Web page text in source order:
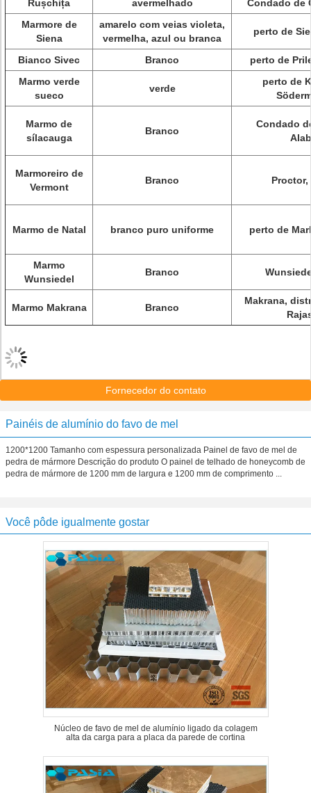
Rușchița
avermelhado
Condado de
Marmore de
Siena
amarelo com veias violeta,
vermelha, azul ou branca
perto de
Bianco Sivec Branco
perto de
Marmo verde
sueco
verde
perto de
Marmo de
sílacauga
Branco
Condado
Marmoreiro de
Vermont
Branco Proctor,
Marmo de Natal branco puro uniforme perto de
Marmo
Wunsiedel
Branco
Marmo Makrana Branco
Makrana,
Fornecedor do contato
Painéis de alumínio do favo de mel
1200*1200 Tamanho com espessura personalizada Painel de favo de mel de
pedra de mármore Descrição do produto O painel de telhado de honeycomb de
pedra de mármore de 1200 mm de largura e 1200 mm de comprimento ...
Você pôde igualmente gostar
Núcleo de favo de mel de alumínio ligado da colagem
alta da carga para a placa da parede de cortina